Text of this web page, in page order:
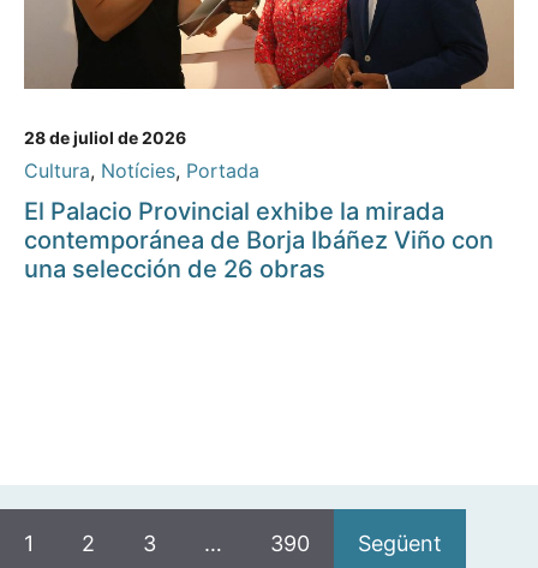
28 de juliol de 2026
Cultura, Notícies, Portada
El Palacio Provincial exhibe la mirada
contemporánea de Borja Ibáñez Viño con
una selección de 26 obras
1 2 3 … 390 Següent